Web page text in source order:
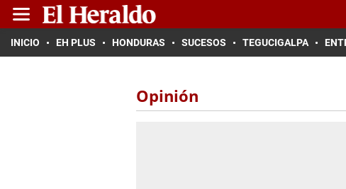
INICIO EH PLUS HONDURAS SUCESOS TEGUCIGALPA
Opinión